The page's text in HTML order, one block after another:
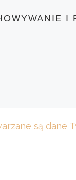
I
są dane